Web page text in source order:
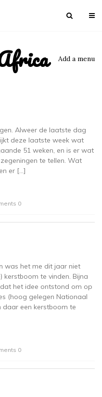
Add a menu
Alweer de laatste dag
deze laatste week wat
51 weken, en is er wat
te tellen. Wat
er […]
0
was het me dit jaar niet
kerstboom te vinden. Bijna
het idee ontstond om op
(hoog gelegen Nationaal
daar een kerstboom te
0